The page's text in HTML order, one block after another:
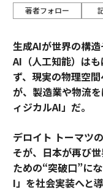
著者フォロー
生成AIが世界の構造
AI（人工知能）は
ず、現実の物理空
が、製造業や物流
ィジカルAI」だ。
デロイト トーマツ
そが、日本が再び
ための“突破口”に
I」を社会実装へと